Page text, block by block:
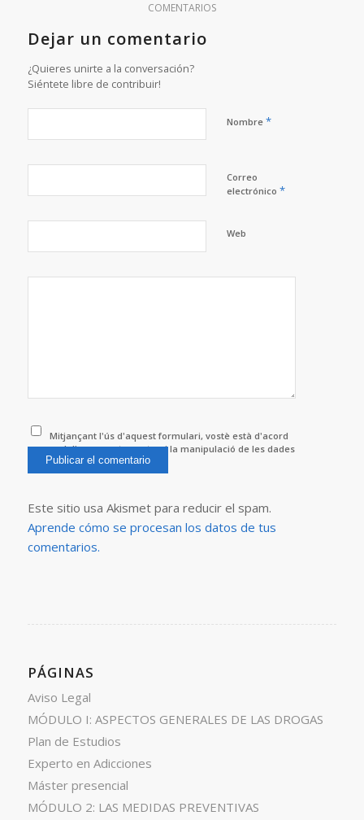
COMENTARIOS
Dejar un comentario
¿Quieres unirte a la conversación?
Siéntete libre de contribuir!
Nombre *
Correo
electrónico *
Web
Mitjançant l'ús d'aquest formulari, vostè està d'acord
amb l'emmagatzematge i la manipulació de les dades
per aquest lloc web.*
Este sitio usa Akismet para reducir el spam.
Aprende cómo se procesan los datos de tus
comentarios.
PÁGINAS
Aviso Legal
MÓDULO I: ASPECTOS GENERALES DE LAS DROGAS
Plan de Estudios
Experto en Adicciones
Máster presencial
MÓDULO 2: LAS MEDIDAS PREVENTIVAS